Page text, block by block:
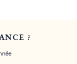
?